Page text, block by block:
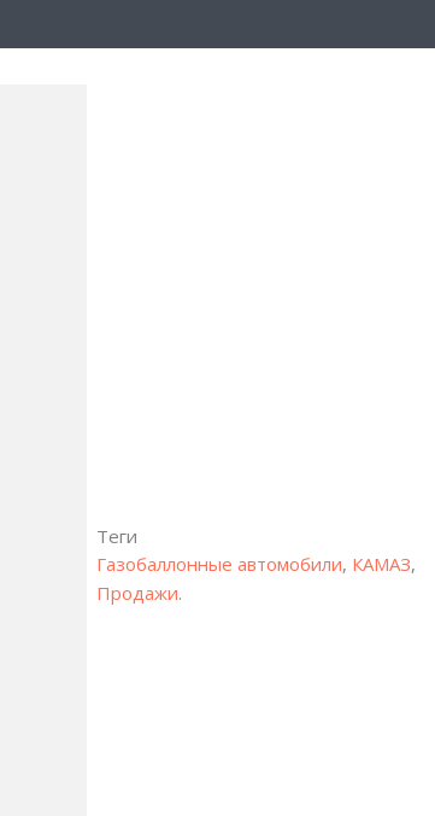
Теги
Газобаллонные автомобили, КАМАЗ,
Продажи.